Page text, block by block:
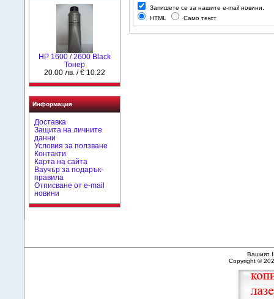
HР 1600 / 2600 Black
Тонер
20.00 лв. / € 10.22
Информация
Доставка
Защита на личните
данни
Условия за ползване
Контакти
Карта на сайта
Ваучър за подарък-
правила
Отписване от e-mail
новини
Запишете се за нашите e-mail новини.
HTML
Само текст
Вашият
Copyright ©